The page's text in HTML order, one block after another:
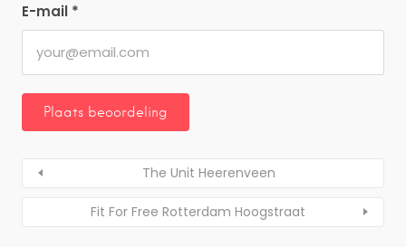
E-mail *
The Unit Heerenveen
Fit For Free Rotterdam Hoogstraat